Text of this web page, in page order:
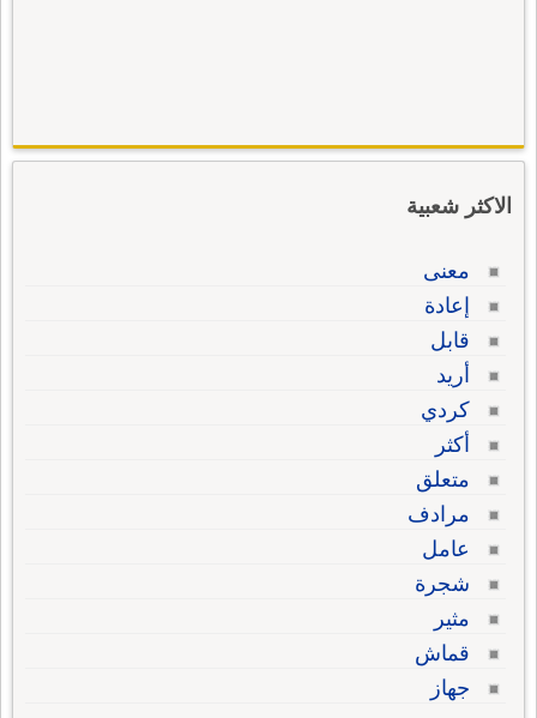
الاكثر شعبية
معنى
إعادة
قابل
أريد
كردي
أكثر
متعلق
مرادف
عامل
شجرة
مثير
قماش
جهاز